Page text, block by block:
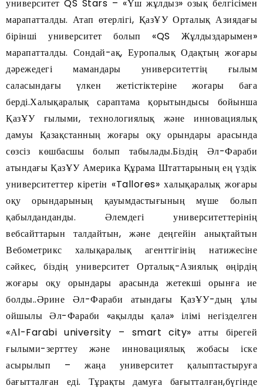
университет QS Stars – «Үш жұлдыз» озық белгісімен
марапатталды. Атап өтерлігі, ҚазҰУ Орталық Азиядағы
бірінші университет болып «QS Жұлдыздарымен»
марапатталды. Сондай-ақ, Еуропалық Одақтың жоғары
дәрежедегі мамандары университеттің ғылым
саласындағы үлкен жетістіктеріне жоғары баға
берді.Халықаралық сараптама қорытындысы бойынша
ҚазҰУ ғылыми, технологиялық және инновациялық
дамуы Қазақстанның жоғары оқу орындары арасында
сөзсіз көшбасшы болып табылады.Біздің Әл-Фараби
атындағы ҚазҰУ Америка Құрама Штаттарының ең үздік
университеттер кіретін «Tallores» халықаралық жоғары
оқу орындарының қауымдастығының мүше болып
қабылданданды. Әлемдегі университеттерінің
вебсайттарын талдайтын, және деңгейін анықтайтын
Вебометрикс халықаралық агенттігінің натижесіне
сәйкес, біздің университет Орталық-Азиялық өңірдің
жоғары оқу орындары арасында жетекші орынға ие
болды..Әрине Әл-Фараби атындағы ҚазҰУ-дың ұлы
ойшылы Әл-Фараби «ақылды қала» ілімі негізделген
«Аl-Farabi university – smart city» атты бірегей
ғылыми-зерттеу және инновациялық жобасы іске
асырылып – жаңа университет қалыптастыруға
бағытталған еді. Тұрақты дамуға бағытталған,бүгінде